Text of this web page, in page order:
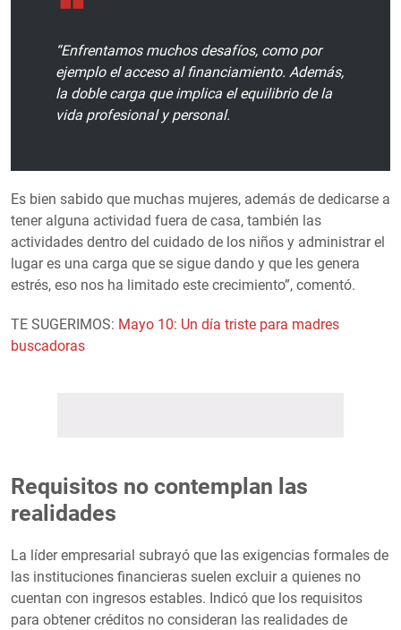
“Enfrentamos muchos desafíos, como por
ejemplo el acceso al financiamiento. Además,
la doble carga que implica el equilibrio de la
vida profesional y personal.
Es bien sabido que muchas mujeres, además de dedicarse a
tener alguna actividad fuera de casa, también las
actividades dentro del cuidado de los niños y administrar el
lugar es una carga que se sigue dando y que les genera
estrés, eso nos ha limitado este crecimiento”, comentó.
TE SUGERIMOS: Mayo 10: Un día triste para madres
buscadoras
Requisitos no contemplan las
realidades
La líder empresarial subrayó que las exigencias formales de
las instituciones financieras suelen excluir a quienes no
cuentan con ingresos estables. Indicó que los requisitos
para obtener créditos no consideran las realidades de